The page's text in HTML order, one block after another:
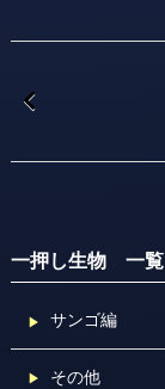
一押し生物 一覧
サンゴ編
その他